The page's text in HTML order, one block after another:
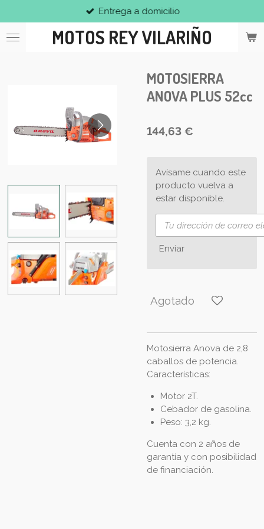
al
contenido
MOTOS REY VILARIÑO
Entrega a domicilio
MOTOSIERRA
ANOVA PLUS 52cc
144,63 €
Avísame cuando este
producto vuelva a
estar disponible.
Enviar
Agotado
Motosierra Anova de 2,8
caballos de potencia.
Características:
Motor 2T.
Cebador de gasolina.
Peso: 3,2 kg.
Cuenta con 2 años de
garantía y con posibilidad
de financiación.